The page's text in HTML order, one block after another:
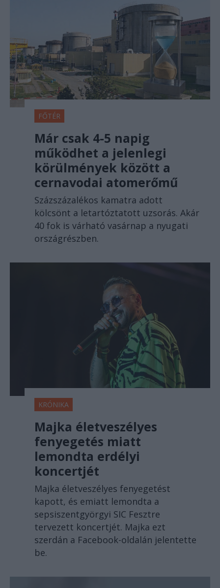
FŐTÉR
Már csak 4-5 napig
működhet a jelenlegi
körülmények között a
cernavodai atomerőmű
Százszázalékos kamatra adott
kölcsönt a letartóztatott uzsorás. Akár
40 fok is várható vasárnap a nyugati
országrészben.
KRÓNIKA
Majka életveszélyes
fenyegetés miatt
lemondta erdélyi
koncertjét
Majka életveszélyes fenyegetést
kapott, és emiatt lemondta a
sepsiszentgyörgyi SIC Fesztre
tervezett koncertjét. Majka ezt
szerdán a Facebook-oldalán jelentette
be.